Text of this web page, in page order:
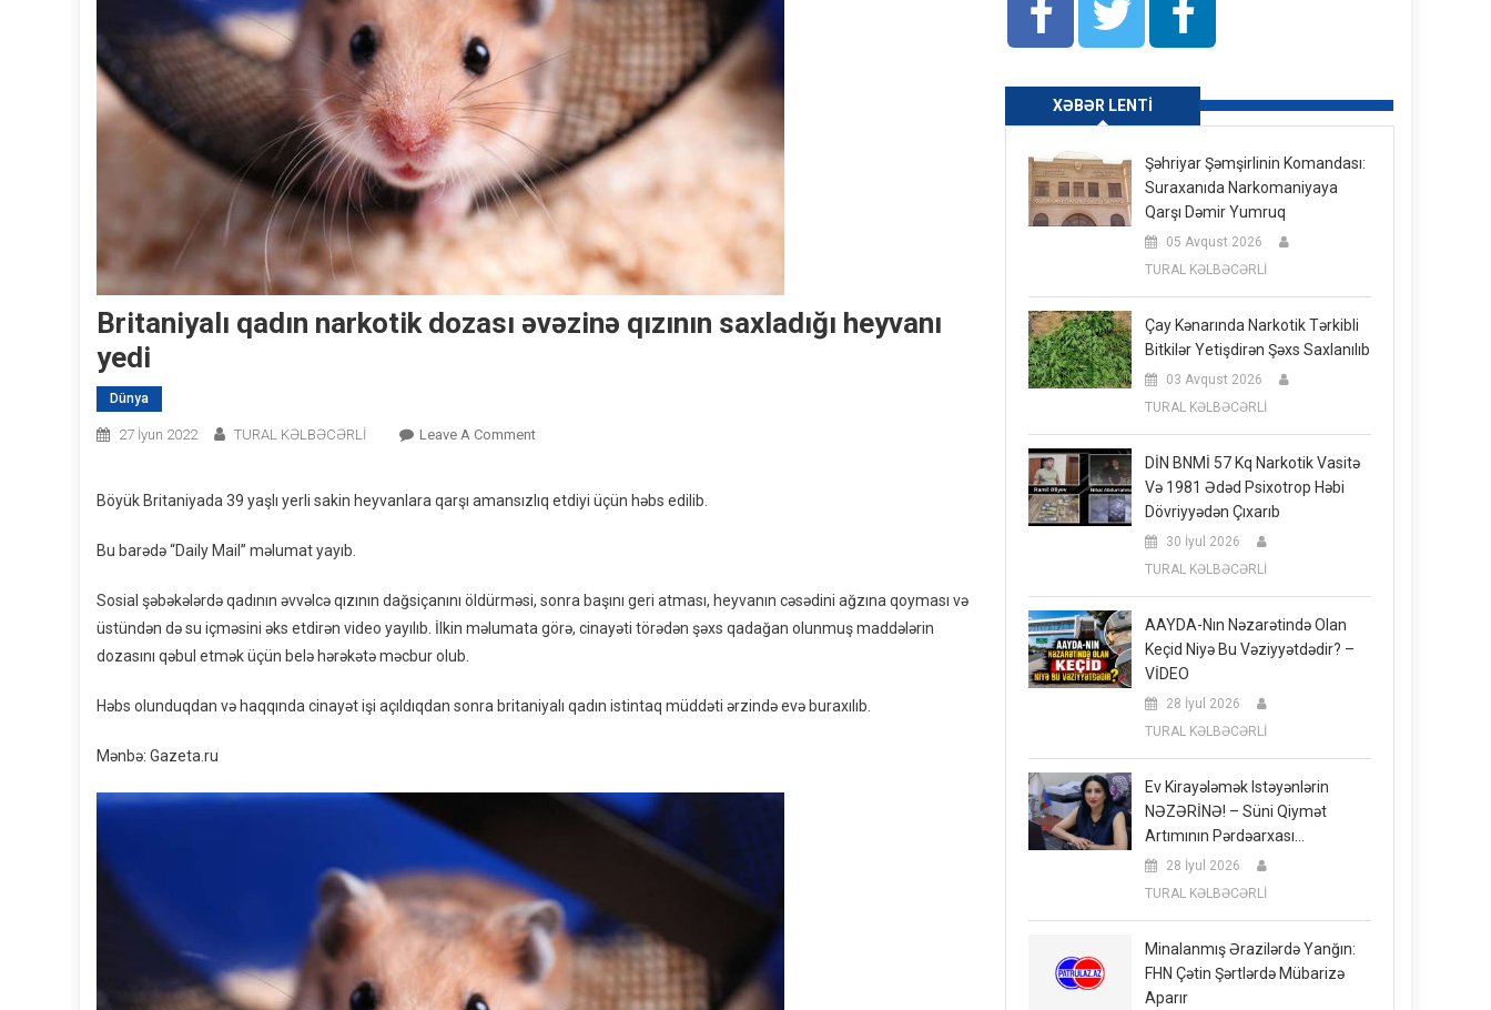
Britaniyalı qadın narkotik dozası əvəzinə qızının saxladığı heyvanı
yedi
Dünya
27 İyun 2022 TURAL KƏLBƏCƏRLİ Leave A CommentOn
Narkotik
Saxladığı
Heyvanı
Böyük Britaniyada 39 yaşlı yerli sakin heyvanlara qarşı amansızlıq etdiyi üçün həbs edilib.
Bu barədə “Daily Mail” məlumat yayıb.
Sosial şəbəkələrdə qadının əvvəlcə qızının dağsiçanını öldürməsi, sonra başını geri atması, heyvanın cəsədini ağzına qoyması və
üstündən də su içməsini əks etdirən video yayılıb. İlkin məlumata görə, cinayəti törədən şəxs qadağan olunmuş maddələrin
dozasını qəbul etmək üçün belə hərəkətə məcbur olub.
Həbs olunduqdan və haqqında cinayət işi açıldıqdan sonra britaniyalı qadın istintaq müddəti ərzində evə buraxılıb.
Mənbə: Gazeta.ru
XƏBƏR LENTI
Şəhriyar Şəmşirlinin Komandası:
Suraxanıda Narkomaniyaya
Qarşı Dəmir Yumruq
05 Avqust 2026
TURAL KƏLBƏCƏRLİ
Çay Kənarında Narkotik Tərkibli
Bitkilər Yetişdirən Şəxs Saxlanılıb
03 Avqust 2026
TURAL KƏLBƏCƏRLİ
DİN BNMİ 57 Kq Narkotik Vasitə
Və 1981 Ədəd Psixotrop Həbi
Dövriyyədən Çıxarıb
30 İyul 2026
TURAL KƏLBƏCƏRLİ
AAYDA-Nın Nəzarətində Olan
Keçid Niyə Bu Vəziyyətdədir? –
VİDEO
28 İyul 2026
TURAL KƏLBƏCƏRLİ
Ev Kirayələmək Istəyənlərin
NƏZƏRİNƏ! – Süni Qiymət
Artımının Pərdəarxası…
28 İyul 2026
TURAL KƏLBƏCƏRLİ
Minalanmış Ərazilərdə Yanğın:
FHN Çətin Şərtlərdə Mübarizə
Aparır